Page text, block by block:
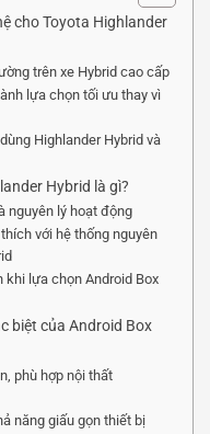
cho Toyota Highlander
trên xe Hybrid cao cấp
lựa chọn tối ưu thay vì
Highlander Hybrid và
Hybrid là gì?
nguyên lý hoạt động
với hệ thống nguyên
khi lựa chọn Android Box
biệt của Android Box
phù hợp nội thất
năng giấu gọn thiết bị